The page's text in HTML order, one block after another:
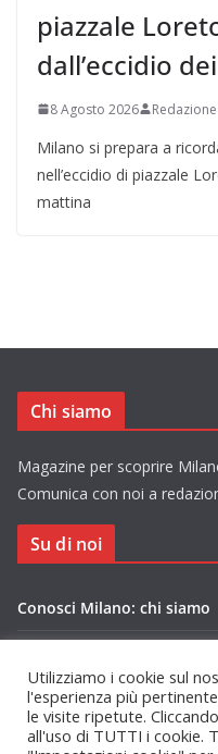
piazzale
dall’eccidio
8 Agosto 2026
Milano si prepara a
nell’eccidio di piazzale
mattina
Chi siamo
Magazine per scoprire
Comunica con noi a
Su di noi
Conosci Milano: chi siamo
Utilizziamo i cookie sul
l'esperienza più
le visite ripetute.
all'uso di TUTTI i cookie.